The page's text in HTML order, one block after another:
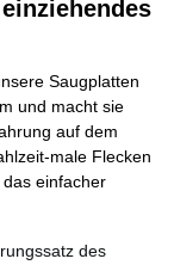
Saugplatten
und macht sie
auf dem
male Flecken
einfacher
des